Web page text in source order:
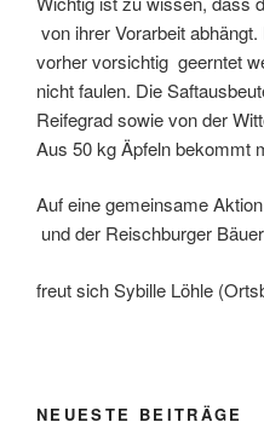
von ihrer Vorarbeit
vorher vorsichtig geerntet
nicht faulen. Die
Reifegrad sowie von der
Aus 50 kg Äpfeln bekommt
Auf eine gemeinsame
und der Reischburger
freut sich Sybille Löhle
NEUESTE BEITRÄGE